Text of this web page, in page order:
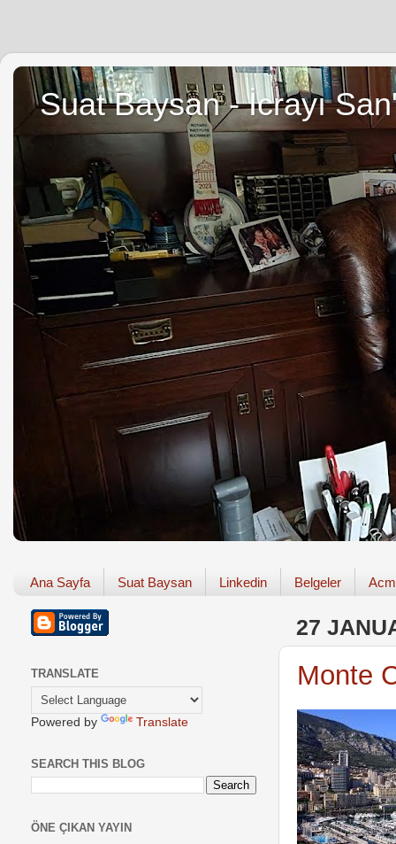
Suat Baysan - İcrayı
Ana Sayfa Suat Baysan Linkedin Belgeler
27
Monte
TRANSLATE
Powered by Translate
SEARCH THIS BLOG
ÖNE ÇIKAN YAYIN